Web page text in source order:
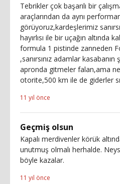
Tebrikler çok başarılı bir
araçlarından da aynı
görüyoruz,kardeşlerimiz
hayırlısı ile bir uçağın altında
formula 1 pistinde zanneden
,sanırsınız adamlar
apronda gitmeler falan,ama
otorite,500 km ile de giderler
11 yıl önce
Geçmiş olsun
Kapalı merdivenler körük
unutmuş olmalı herhalde.
böyle kazalar.
11 yıl önce